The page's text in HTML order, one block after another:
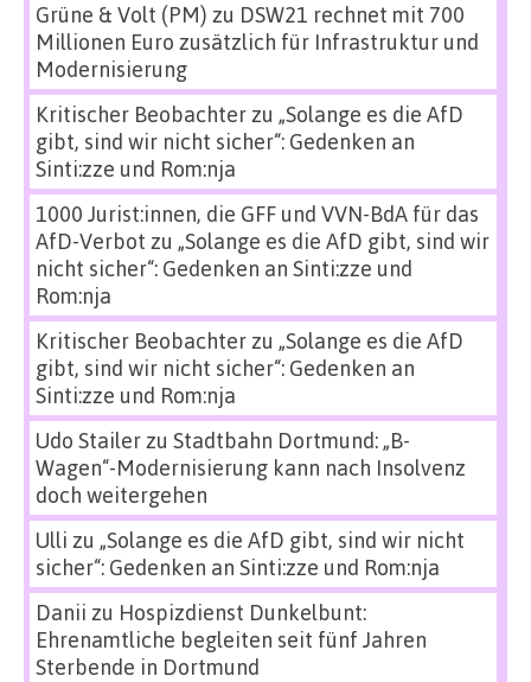
Grüne & Volt (PM) zu DSW21 rechnet mit 700
Millionen Euro zusätzlich für Infrastruktur und
Modernisierung
Kritischer Beobachterzu „Solange es die AfD
gibt, sind wir nicht sicher“: Gedenken an
Sinti:zze und Rom:nja
1000 Jurist:innen, die GFF und VVN-BdA für das
AfD-Verbot zu „Solange es die AfD gibt, sind wir
nicht sicher“: Gedenken an Sinti:zze und
Rom:nja
Kritischer Beobachterzu „Solange es die AfD
gibt, sind wir nicht sicher“: Gedenken an
Sinti:zze und Rom:nja
Udo Stailerzu Stadtbahn Dortmund: „B-
Wagen“-Modernisierung kann nach Insolvenz
doch weitergehen
Ulli zu „Solange es die AfD gibt, sind wir nicht
sicher“: Gedenken an Sinti:zze und Rom:nja
Danii zu Hospizdienst Dunkelbunt:
Ehrenamtliche begleiten seit fünf Jahren
Sterbende in Dortmund